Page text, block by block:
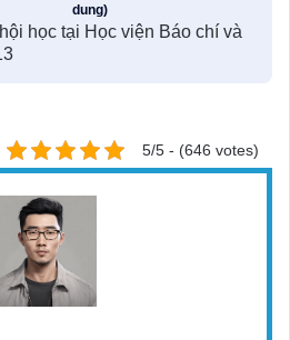
dung)
học tại Học viện Báo chí và
5/5 - (646 votes)